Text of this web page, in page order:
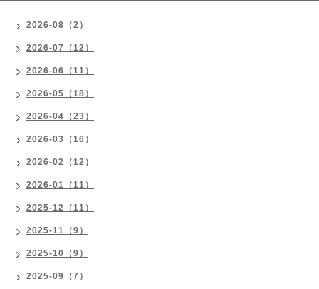
2026-08（2）
2026-07（12）
2026-06（11）
2026-05（18）
2026-04（23）
2026-03（16）
2026-02（12）
2026-01（11）
2025-12（11）
2025-11（9）
2025-10（9）
2025-09（7）